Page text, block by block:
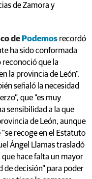
de Zamora y
de Podemos recordó
ha sido conformada
reconoció que la
la provincia de León".
señaló la necesidad
que "es muy
sensibilidad a la que
de León, aunque
recoge en el Estatuto
Ángel Llamas trasladó
hace falta un mayor
de decisión" para poder